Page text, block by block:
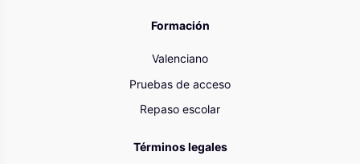
Formación
Valenciano
Pruebas de acceso
Repaso escolar
Términos legales